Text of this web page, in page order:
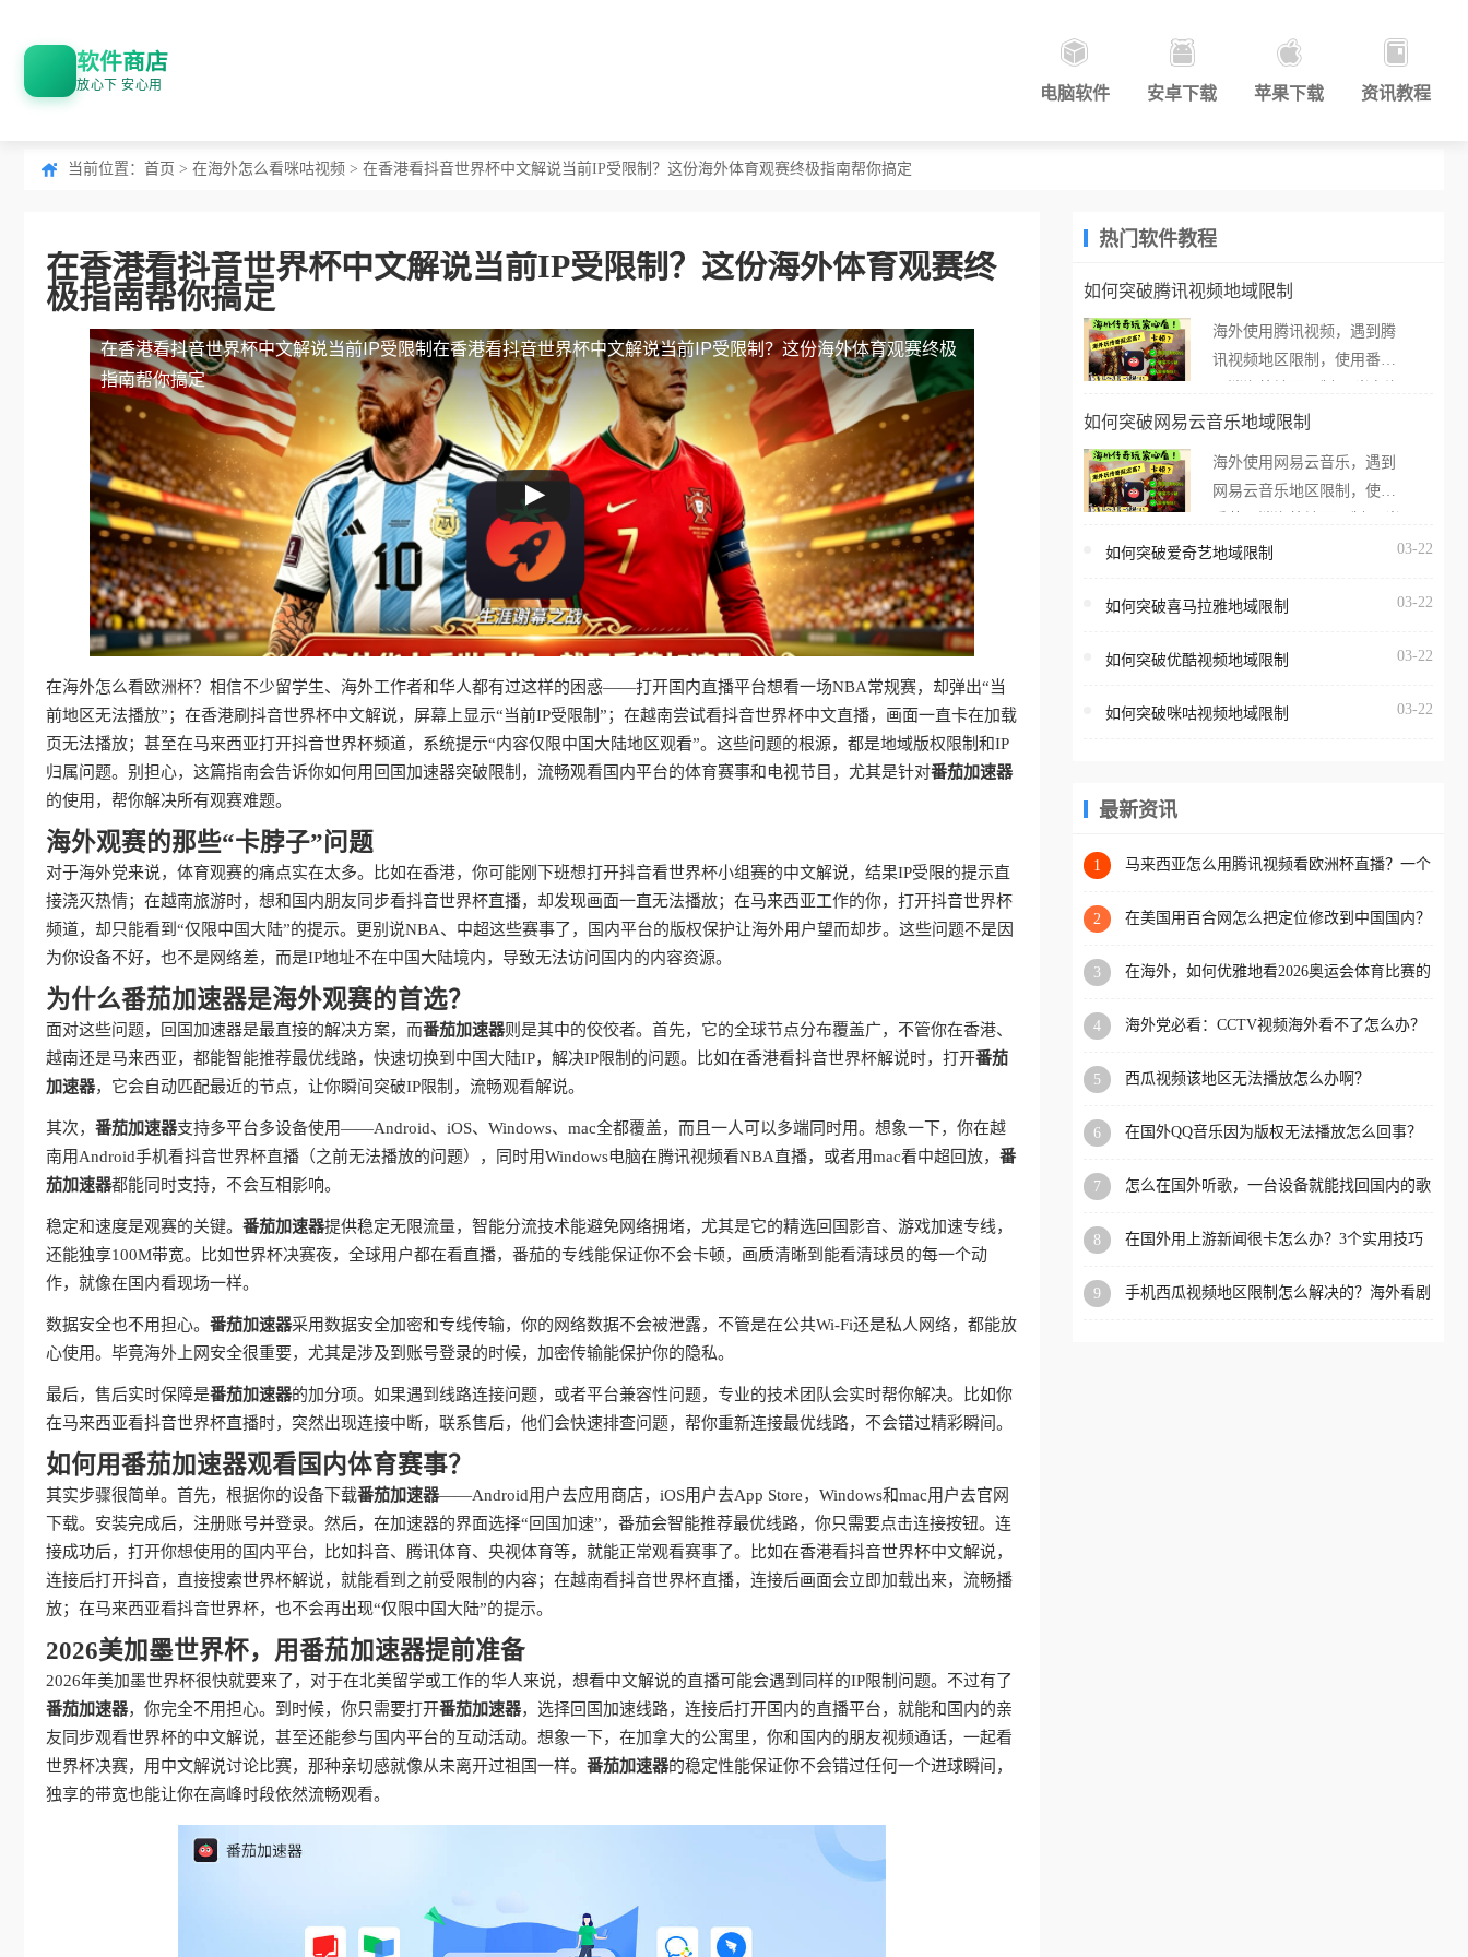
软件商店
放心下 安心用 电脑软件 安卓下载 苹果下载 资讯教程
当前位置： 首页 > 在海外怎么看咪咕视频 > 在香港看抖音世界杯中文解说当前IP受限制？这份海外体育观赛终极指南帮你搞定
在香港看抖音世界杯中文解说当前IP受限制？这份海外体育观赛终
极指南帮你搞定
在香港看抖音世界杯中文解说当前IP受限制 在香港看抖音世界杯中文解说当前IP受限制？这份海外体育观赛终极
指南帮你搞定
在海外怎么看欧洲杯？相信不少留学生、海外工作者和华人都有过这样的困惑——打开国内直播平台想看一场NBA常规赛，却弹出“当
前地区无法播放”；在香港刷抖音世界杯中文解说，屏幕上显示“当前IP受限制”；在越南尝试看抖音世界杯中文直播，画面一直卡在加载
页无法播放；甚至在马来西亚打开抖音世界杯频道，系统提示“内容仅限中国大陆地区观看”。这些问题的根源，都是地域版权限制和IP
归属问题。别担心，这篇指南会告诉你如何用回国加速器突破限制，流畅观看国内平台的体育赛事和电视节目，尤其是针对番茄加速器
的使用，帮你解决所有观赛难题。
海外观赛的那些“卡脖子”问题
对于海外党来说，体育观赛的痛点实在太多。比如在香港，你可能刚下班想打开抖音看世界杯小组赛的中文解说，结果IP受限的提示直
接浇灭热情；在越南旅游时，想和国内朋友同步看抖音世界杯直播，却发现画面一直无法播放；在马来西亚工作的你，打开抖音世界杯
频道，却只能看到“仅限中国大陆”的提示。更别说NBA、中超这些赛事了，国内平台的版权保护让海外用户望而却步。这些问题不是因
为你设备不好，也不是网络差，而是IP地址不在中国大陆境内，导致无法访问国内的内容资源。
为什么番茄加速器是海外观赛的首选？
面对这些问题，回国加速器是最直接的解决方案，而番茄加速器则是其中的佼佼者。首先，它的全球节点分布覆盖广，不管你在香港、
越南还是马来西亚，都能智能推荐最优线路，快速切换到中国大陆IP，解决IP限制的问题。比如在香港看抖音世界杯解说时，打开番茄
加速器，它会自动匹配最近的节点，让你瞬间突破IP限制，流畅观看解说。
其次， 番茄加速器支持多平台多设备使用——Android、iOS、Windows、mac全都覆盖，而且一人可以多端同时用。想象一下，你在越
南用Android手机看抖音世界杯直播（之前无法播放的问题），同时用Windows电脑在腾讯视频看NBA直播，或者用mac看中超回放， 番
茄加速器都能同时支持，不会互相影响。
稳定和速度是观赛的关键。 番茄加速器提供稳定无限流量，智能分流技术能避免网络拥堵，尤其是它的精选回国影音、游戏加速专线，
还能独享100M带宽。比如世界杯决赛夜，全球用户都在看直播，番茄的专线能保证你不会卡顿，画质清晰到能看清球员的每一个动
作，就像在国内看现场一样。
数据安全也不用担心。 番茄加速器采用数据安全加密和专线传输，你的网络数据不会被泄露，不管是在公共Wi-Fi还是私人网络，都能放
心使用。毕竟海外上网安全很重要，尤其是涉及到账号登录的时候，加密传输能保护你的隐私。
最后，售后实时保障是番茄加速器的加分项。如果遇到线路连接问题，或者平台兼容性问题，专业的技术团队会实时帮你解决。比如你
在马来西亚看抖音世界杯直播时，突然出现连接中断，联系售后，他们会快速排查问题，帮你重新连接最优线路，不会错过精彩瞬间。
如何用番茄加速器观看国内体育赛事？
其实步骤很简单。首先，根据你的设备下载番茄加速器——Android用户去应用商店，iOS用户去App Store，Windows和mac用户去官网
下载。安装完成后，注册账号并登录。然后，在加速器的界面选择“回国加速”，番茄会智能推荐最优线路，你只需要点击连接按钮。连
接成功后，打开你想使用的国内平台，比如抖音、腾讯体育、央视体育等，就能正常观看赛事了。比如在香港看抖音世界杯中文解说，
连接后打开抖音，直接搜索世界杯解说，就能看到之前受限制的内容；在越南看抖音世界杯直播，连接后画面会立即加载出来，流畅播
放；在马来西亚看抖音世界杯，也不会再出现“仅限中国大陆”的提示。
2026美加墨世界杯，用番茄加速器提前准备
2026年美加墨世界杯很快就要来了，对于在北美留学或工作的华人来说，想看中文解说的直播可能会遇到同样的IP限制问题。不过有了
番茄加速器，你完全不用担心。到时候，你只需要打开番茄加速器，选择回国加速线路，连接后打开国内的直播平台，就能和国内的亲
友同步观看世界杯的中文解说，甚至还能参与国内平台的互动活动。想象一下，在加拿大的公寓里，你和国内的朋友视频通话，一起看
世界杯决赛，用中文解说讨论比赛，那种亲切感就像从未离开过祖国一样。 番茄加速器的稳定性能保证你不会错过任何一个进球瞬间，
独享的带宽也能让你在高峰时段依然流畅观看。
热门软件教程
如何突破腾讯视频地域限制
海外使用腾讯视频，遇到腾
讯视频地区限制，使用番茄
外打开腾讯视频，却突然弹
地区无法播放”的提示语。
海外用户如香港、澳门、台
亚、欧洲等国家和地区时，
台一样，出现地区及版权限
地区播放。 遇到这个问题的
区工作、留学、定居等，都
权限制所困扰。
如何突破网易云音乐地域限制
海外使用网易云音乐，遇到
网易云音乐地区限制，使用
在海外打开网易云音乐，却
所在的地区无法播放”的提示
门、台湾、美国、加拿大、
区时，网易云音乐也会像其
回国加速器，即可解决「海
版权限制」的问题，无论人
国、加拿大、澳大利亚、欧
学、定居等，都可以使用，
扰。
如何突破爱奇艺地域限制 03-22
如何突破喜马拉雅地域限制 03-22
如何突破优酷视频地域限制 03-22
如何突破咪咕视频地域限制 03-22
最新资讯
1
马来西亚怎么用腾讯视频看欧洲杯直播？一个
2
在美国用百合网怎么把定位修改到中国国内？
3
在海外，如何优雅地看2026奥运会体育比赛的
4
海外党必看：CCTV视频海外看不了怎么办？
5 西瓜视频该地区无法播放怎么办啊？
6
在国外QQ音乐因为版权无法播放怎么回事？
7
怎么在国外听歌，一台设备就能找回国内的歌
8
在国外用上游新闻很卡怎么办？3个实用技巧
9
手机西瓜视频地区限制怎么解决的？海外看剧